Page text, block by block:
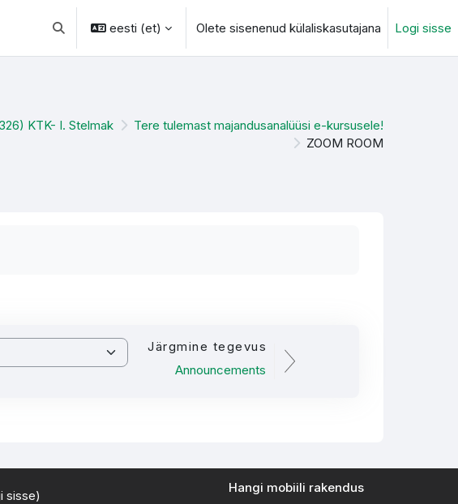
Lülitab otsingu sisendi
eesti ‎(et)‎ Olete sisenenud külaliskasutajana Logi sisse
KTK- I. Stelmak
Tere tulemast majandusanalüüsi e-kursusele!
ZOOM ROOM
Järgmine tegevus
Announcements
sisse)
Hangi mobiili rakendus